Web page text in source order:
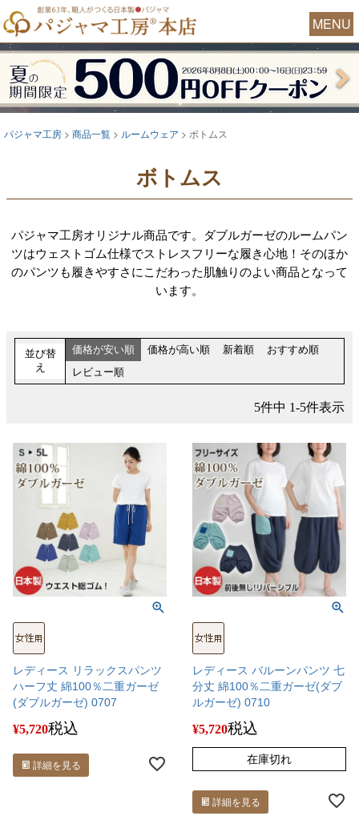
MENU
パジャマ工房 商品一覧 ルームウェア ボトムス
ボトムス
パジャマ工房オリジナル商品です。ダブルガーゼのルームパン
ツはウェストゴム仕様でストレスフリーな履き心地！そのほか
のパンツも履きやすさにこだわった肌触りのよい商品となって
います。
並び替
え
価格が安い順 価格が高い順 新着順
おすすめ順
レビュー順
5件中 1-5件表示
レディース リラックスパンツ
ハーフ丈 綿100％二重ガーゼ
(ダブルガーゼ) 0707
¥5,720税込
詳細を見る
レディース バルーンパンツ 七
分丈 綿100％二重ガーゼ(ダブ
ルガーゼ) 0710
¥5,720税込
在庫切れ
詳細を見る